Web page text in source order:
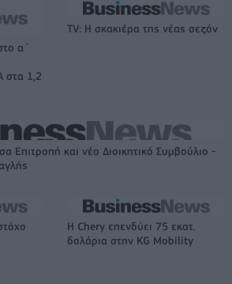
α΄
στα 1,2
TV: Η σκακιέρα της νέας σεζόν
Επιτροπή και νέο Διοικητικό Συμβούλιο -
Η Chery επενδύει 75 εκατ.
δολάρια στην KG Mobility